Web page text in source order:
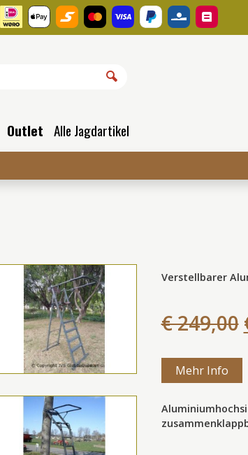
Outlet Alle Jagdartikel
Verstellbarer
€ 249,00
Mehr Info